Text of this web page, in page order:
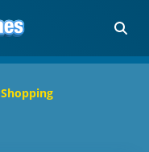
Shopping